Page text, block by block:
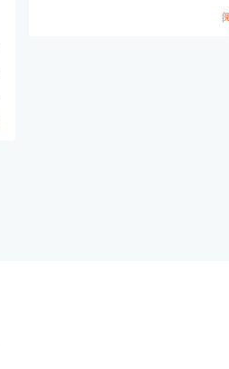
率。IDA Pro作为行业常用的反汇